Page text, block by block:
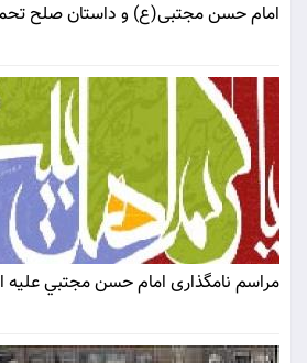
امام حسن مجتبی(ع) و داستان صلح
مراسم نامگذارى امام حسن مجتبي عليه